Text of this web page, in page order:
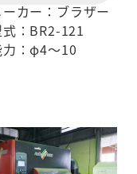
ーカー：ブラザー
式：BR2-121
力：φ4～10